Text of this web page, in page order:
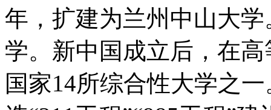
年，扩建为兰州中山大
学。新中国成立后，在
国家14所综合性大学之